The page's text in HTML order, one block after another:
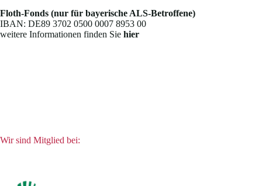
Floth-Fonds (nur für bayerische ALS-Betroffene)
IBAN: DE89 3702 0500 0007 8953 00
weitere Informationen finden Sie hier
Wir sind Mitglied bei: